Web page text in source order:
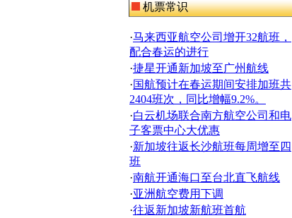
机票常识
·马来西亚航空公司增开32航班，
配合春运的进行
·捷星开通新加坡至广州航线
·国航预计在春运期间安排加班共
2404班次，同比增幅9.2%。
·白云机场联合南方航空公司和电
子客票中心大优惠
·新加坡往返长沙航班每周增至四
班
·南航开通海口至台北直飞航线
·亚洲航空费用下调
·往返新加坡新航班首航